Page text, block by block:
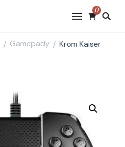
0
/ Gamepady / Krom Kaiser